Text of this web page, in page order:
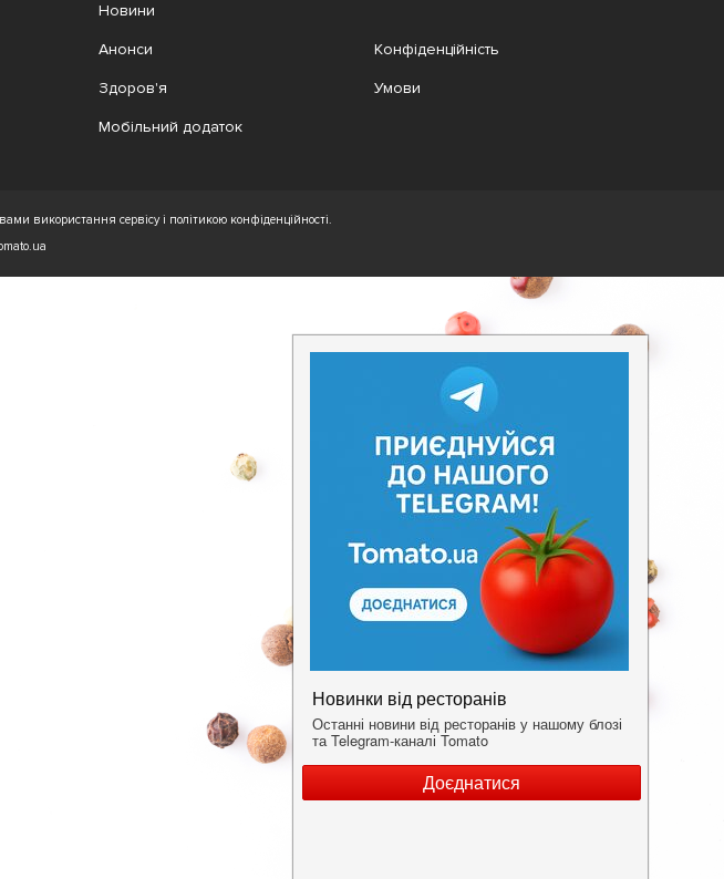
Новини
Анонси
Здоров'я
Мобільний додаток
Конфіденційність
Умови
використання сервісу і політикою конфіденційності.